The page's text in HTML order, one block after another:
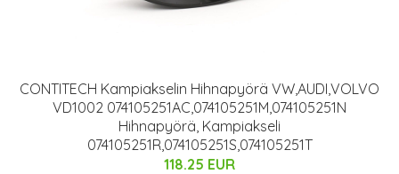
CONTITECH Kampiakselin Hihnapyörä VW,AUDI,VOLVO
VD1002 074105251AC,074105251M,074105251N
Hihnapyörä, Kampiakseli
074105251R,074105251S,074105251T
118.25 EUR